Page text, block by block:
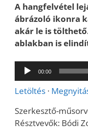
A hangfelvétel
ábrázoló ikonra
akár le is
ablakban is
Audió
lejátszó
00:00
Letöltés ·
Szerkesztő-
Résztvevők: Bódi